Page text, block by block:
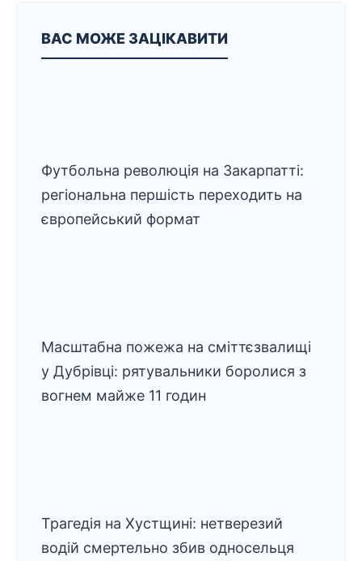
ВАС МОЖЕ ЗАЦІКАВИТИ
Футбольна революція на Закарпатті:
регіональна першість переходить на
європейський формат
Масштабна пожежа на сміттєзвалищі
у Дубрівці: рятувальники боролися з
вогнем майже 11 годин
Трагедія на Хустщині: нетверезий
водій смертельно збив односельця